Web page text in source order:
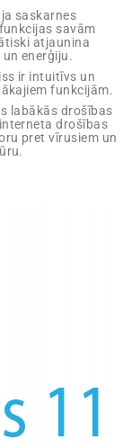
saskarnes
savām
atjaunina
enerģiju.
ir intuitīvs un
funkcijām.
labākās drošības
drošības
pret vīrusiem un